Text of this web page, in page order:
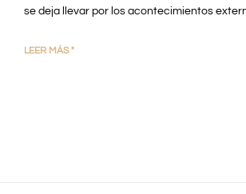
se deja llevar por los acontecimientos
LEER MÁS "